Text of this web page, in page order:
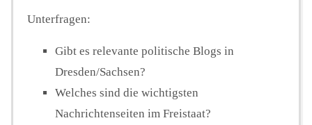
Unterfragen:
Gibt es relevante politische Blogs in
Dresden/Sachsen?
Welches sind die wichtigsten
Nachrichtenseiten im Freistaat?